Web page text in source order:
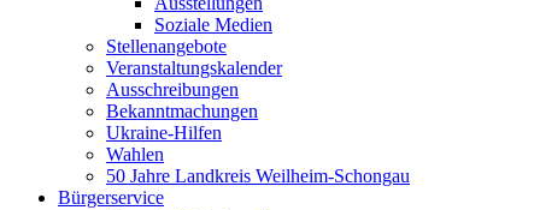
Soziale Medien
Stellenangebote
Veranstaltungskalender
Ausschreibungen
Bekanntmachungen
Ukraine-Hilfen
Wahlen
50 Jahre Landkreis Weilheim-Schongau
Bürgerservice